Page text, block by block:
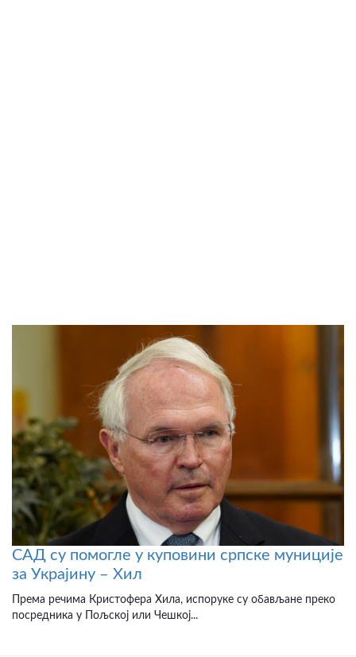
САД су помогле у куповини српске муниције
за Украјину – Хил
Према речима Кристофера Хила, испоруке су обављане преко
посредника у Пољској или Чешкој...